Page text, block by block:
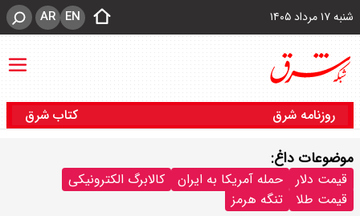
شنبه ۱۷ مرداد ۱۴۰۵ EN
AR
روزنامه شرق کتاب شرق
موضوعات داغ:
قیمت دلار حمله آمریکا به ایران
کالابرگ الکترونیکی
قیمت طلا
تنگه هرمز